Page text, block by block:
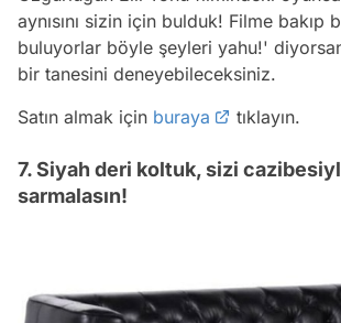
aynısını sizin için bulduk! Filme bakıp
buluyorlar böyle şeyleri yahu!'
bir tanesini deneyebileceksiniz.
Satın almak için buraya tıklayın.
7. Siyah deri koltuk, sizi
sarmalasın!